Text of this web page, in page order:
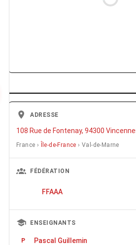
ADRESSE
108 Rue de Fontenay, 94300
France › Île-de-France › Val-de-Marne
FÉDÉRATION
FFAAA
ENSEIGNANTS
P Pascal Guillemin